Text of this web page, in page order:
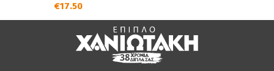
€17.50